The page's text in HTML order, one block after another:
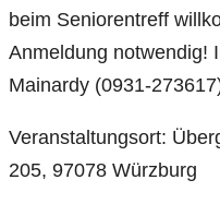
beim Seniorentreff
Anmeldung notwendig!
Mainardy (0931-
Veranstaltungsort:
205, 97078 Würzburg